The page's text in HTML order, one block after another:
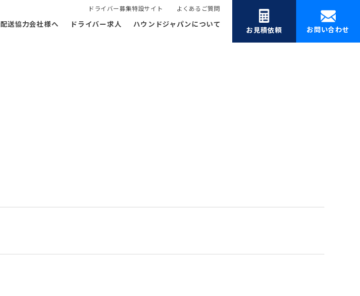
ドライバー募集特設サイト よくあるご質問
配送協力会社様へ ドライバー求人 ハウンドジャパンについて
お見積依頼 お問い合わせ